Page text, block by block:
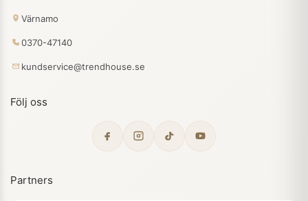
Värnamo
0370-47140
kundservice@trendhouse.se
Följ oss
Partners